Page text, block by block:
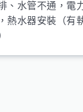
、水管不通，電
熱水器安裝（有